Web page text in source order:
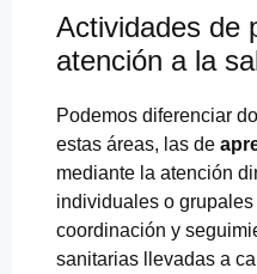
Actividades de
atención a la
Podemos diferenciar
estas áreas, las de
mediante la atención
individuales o
coordinación y
sanitarias llevadas a